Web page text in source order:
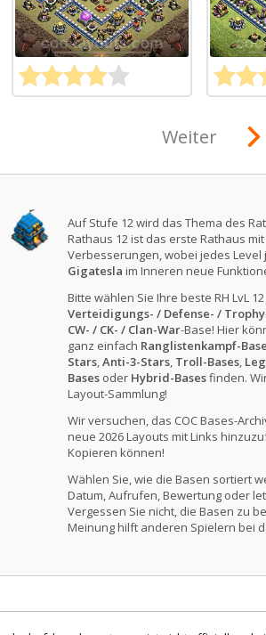
Weiter
Auf Stufe 12 wird das Thema des
Rathaus 12 ist das erste Rathaus
Verbesserungen, wobei jedes Level
Gigatesla im Inneren neue
Bitte wählen Sie Ihre beste RH LvL 12
Verteidigungs- / Defense- / Trophy
CW- / CK- / Clan-War-Base! Hier
ganz einfach Ranglistenkampf-
Stars,Anti-3-Stars, Troll-Bases,
Bases oder Hybrid-Basesfinden.
Layout-Sammlung!
Wir versuchen, das COC Bases-
neue 2026 Layouts mit Links
Kopieren können!
Wählen Sie, wie die Basen sortiert
Datum, Aufrufen, Bewertung oder
Vergessen Sie nicht, die Basen zu
Meinung hilft anderen Spielern bei